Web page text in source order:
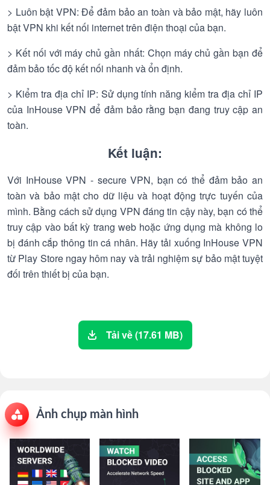
> Luôn bật VPN: Để đảm bảo an toàn và bảo mật, hãy luôn
bật VPN khi kết nối internet trên điện thoại của bạn.
> Kết nối với máy chủ gần nhất: Chọn máy chủ gần bạn để
đảm bảo tốc độ kết nối nhanh và ổn định.
> Kiểm tra địa chỉ IP: Sử dụng tính năng kiểm tra địa chỉ IP
của InHouse VPN để đảm bảo rằng bạn đang truy cập an
toàn.
Kết luận:
Với InHouse VPN - secure VPN, bạn có thể đảm bảo an
toàn và bảo mật cho dữ liệu và hoạt động trực tuyến của
mình. Bằng cách sử dụng VPN đáng tin cậy này, bạn có thể
truy cập vào bất kỳ trang web hoặc ứng dụng mà không lo
bị đánh cắp thông tin cá nhân. Hãy tải xuống InHouse VPN
từ Play Store ngay hôm nay và trải nghiệm sự bảo mật tuyệt
đối trên thiết bị của bạn.
Tải về (17.61 MB)
Ảnh chụp màn hình